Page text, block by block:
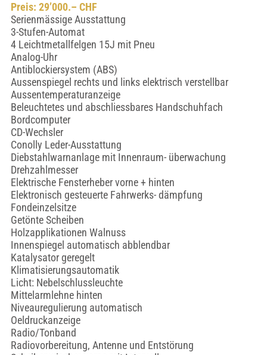
Preis: 29’000.– CHF
Serienmässige Ausstattung
3-Stufen-Automat
4 Leichtmetallfelgen 15J mit Pneu
Analog-Uhr
Antiblockiersystem (ABS)
Aussenspiegel rechts und links elektrisch verstellbar
Aussentemperaturanzeige
Beleuchtetes und abschliessbares Handschuhfach
Bordcomputer
CD-Wechsler
Conolly Leder-Ausstattung
Diebstahlwarnanlage mit Innenraum- überwachung
Drehzahlmesser
Elektrische Fensterheber vorne + hinten
Elektronisch gesteuerte Fahrwerks- dämpfung
Fondeinzelsitze
Getönte Scheiben
Holzapplikationen Walnuss
Innenspiegel automatisch abblendbar
Katalysator geregelt
Klimatisierungsautomatik
Licht: Nebelschlussleuchte
Mittelarmlehne hinten
Niveauregulierung automatisch
Oeldruckanzeige
Radio/Tonband
Radiovorbereitung, Antenne und Entstörung